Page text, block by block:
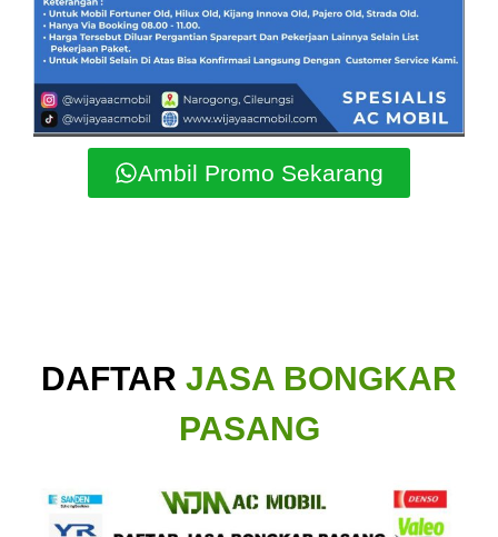
Ambil Promo Sekarang
DAFTAR JASA BONGKAR
PASANG